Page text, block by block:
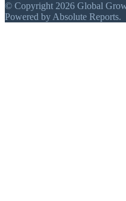
© Copyright 2026 Global
Powered by Absolute Reports.